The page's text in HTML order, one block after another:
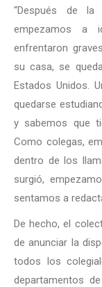
“Después de
empezamos a
enfrentaron
su casa, se
Estados Unidos.
quedarse
y sabemos que
Como colegas,
dentro de los
surgió,
sentamos a
De hecho, el
de anunciar la
todos los
departamentos